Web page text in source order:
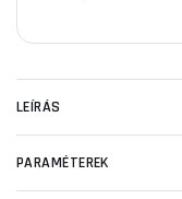
LEÍRÁS
PARAMÉTEREK